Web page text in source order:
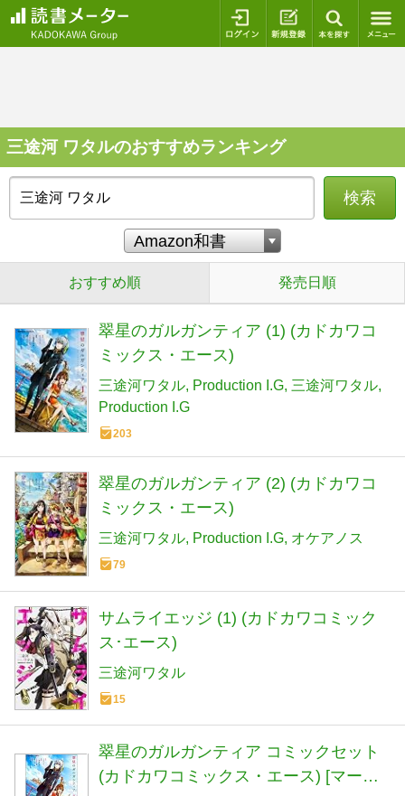
ログイン 新規登録
三途河 ワタルのおすすめランキング
検索
おすすめ順 発売日順
翠星のガルガンティア (1) (カドカワコ
ミックス・エース)
三途河ワタル Production I.G 三途河ワタル
Production I.G
203
翠星のガルガンティア (2) (カドカワコ
ミックス・エース)
三途河ワタル Production I.G オケアノス
79
サムライエッジ (1) (カドカワコミック
ス･エース)
三途河ワタル
15
翠星のガルガンティア コミックセット
(カドカワコミックス・エース) [マーケ